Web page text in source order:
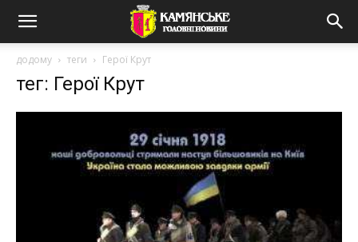
додому теги Герої Крут
тег: Герої Крут